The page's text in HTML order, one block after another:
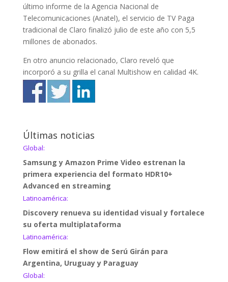
último informe de la Agencia Nacional de
Telecomunicaciones (Anatel), el servicio de TV Paga
tradicional de Claro finalizó julio de este año con 5,5
millones de abonados.
En otro anuncio relacionado, Claro reveló que
incorporó a su grilla el canal Multishow en calidad 4K.
Últimas noticias
Global:
Samsung y Amazon Prime Video estrenan la
primera experiencia del formato HDR10+
Advanced en streaming
Latinoamérica:
Discovery renueva su identidad visual y fortalece
su oferta multiplataforma
Latinoamérica:
Flow emitirá el show de Serú Girán para
Argentina, Uruguay y Paraguay
Global: